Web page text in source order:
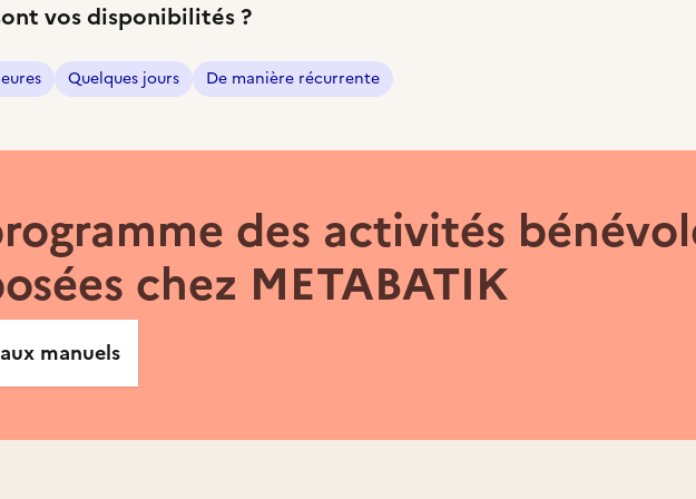
vos disponibilités ?
Quelques jours De manière récurrente
des activités
chez METABATIK
manuels